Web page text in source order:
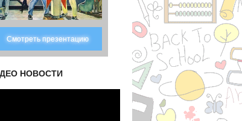
Смотреть презентацию
НОВОСТИ